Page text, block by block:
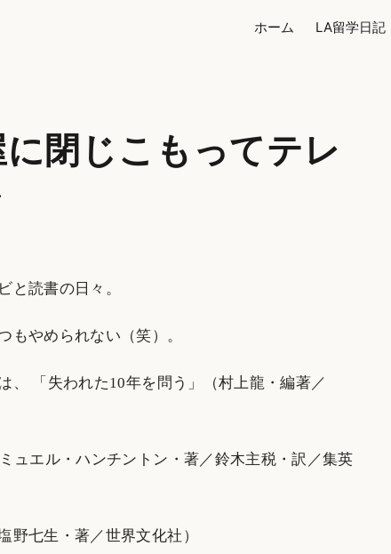
ホーム LA留学日記
閉じこもってテレ
と読書の日々。
もやめられない（笑）。
、 「失われた10年を問う」（村上龍・編著／
ュエル・ハンチントン・著／鈴木主税・訳／集英
野七生・著／世界文化社）